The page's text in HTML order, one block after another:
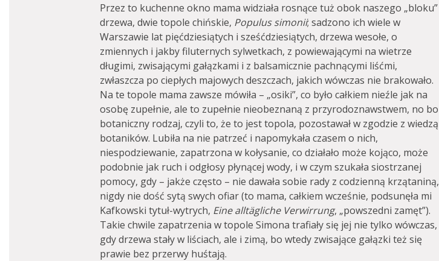
Przez to kuchenne okno mama widziała rosnące tuż obok naszego „bloku”
drzewa, dwie topole chińskie, Populus simonii; sadzono ich wiele w
Warszawie lat pięćdziesiątych i sześćdziesiątych, drzewa wesołe, o
zmiennych i jakby filuternych sylwetkach, z powiewającymi na wietrze
długimi, zwisającymi gałązkami i z balsamicznie pachnącymi liśćmi,
zwłaszcza po ciepłych majowych deszczach, jakich wówczas nie brakowało.
Na te topole mama zawsze mówiła – „osiki”, co było całkiem nieźle jak na
osobę zupełnie, ale to zupełnie nieobeznaną z przyrodoznawstwem, no bo
botaniczny rodzaj, czyli to, że to jest topola, pozostawał w zgodzie z wiedzą
botaników. Lubiła na nie patrzeć i napomykała czasem o nich,
niespodziewanie, zapatrzona w kołysanie, co działało może kojąco, może
podobnie jak ruch i odgłosy płynącej wody, i w czym szukała siostrzanej
pomocy, gdy – jakże często – nie dawała sobie rady z codzienną krzątaniną,
nigdy nie dość sytą swych ofiar (to mama, całkiem wcześnie, podsunęła mi
Kafkowski tytuł-wytrych, Eine alltägliche Verwirrung, „powszedni zamęt”).
Takie chwile zapatrzenia w topole Simona trafiały się jej nie tylko wówczas,
gdy drzewa stały w liściach, ale i zimą, bo wtedy zwisające gałązki też się
prawie bez przerwy huśtają.